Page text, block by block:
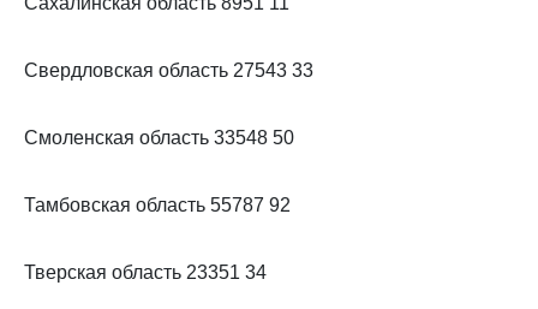
Свердловская область 27543 33
Смоленская область 33548 50
Тамбовская область 55787 92
Тверская область 23351 34